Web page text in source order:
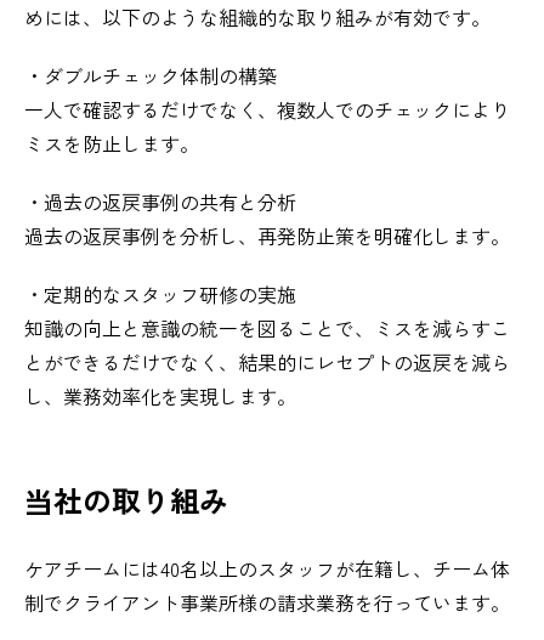
めには、以下のような組織的な取り組みが有効です。
・ダブルチェック体制の構築
一人で確認するだけでなく、複数人でのチェックにより
ミスを防止します。
・過去の返戻事例の共有と分析
過去の返戻事例を分析し、再発防止策を明確化します。
・定期的なスタッフ研修の実施
知識の向上と意識の統一を図ることで、ミスを減らすこ
とができるだけでなく、結果的にレセプトの返戻を減ら
し、業務効率化を実現します。
当社の取り組み
ケアチームには40名以上のスタッフが在籍し、チーム体
制でクライアント事業所様の請求業務を行っています。